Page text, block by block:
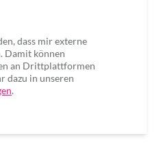
dass mir externe
Damit können
an Drittplattformen
dazu in unseren
.